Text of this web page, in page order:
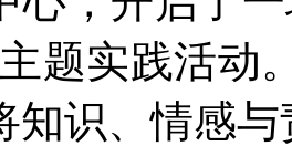
题实践活动
知识、情感